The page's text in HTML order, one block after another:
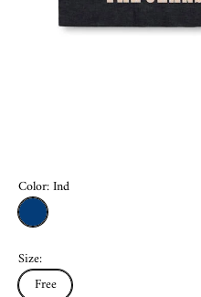
Color:Ind
Size:
Free